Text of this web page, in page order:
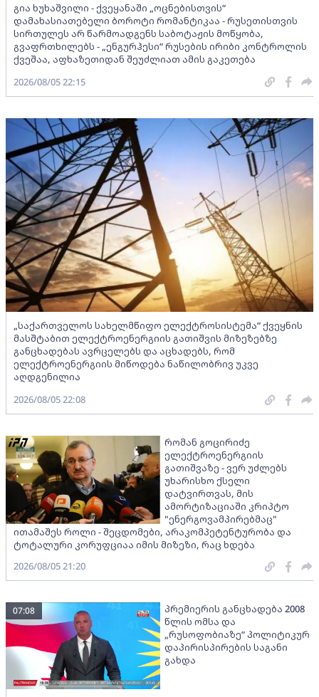
გია ხუხაშვილი - ქვეყანაში „ოცნებისთვის“
დამახასიათებელი ბოროტი რომანტიკაა - რუსეთისთვის
სირთულეს არ წარმოადგენს საბოტაჟის მოწყობა,
გვაფრთხილებს - „ენგურჰესი“ რუსების ირიბი კონტროლის
ქვეშაა, აფხაზეთიდან შეუძლიათ ამის გაკეთება
2026/08/05 22:15
„საქართველოს სახელმწიფო ელექტროსისტემა“ ქვეყნის
მასშტაბით ელექტროენერგიის გათიშვის მიზეზებზე
განცხადებას ავრცელებს და აცხადებს, რომ
ელექტროენერგიის მიწოდება ნაწილობრივ უკვე
აღდგენილია
2026/08/05 22:08
რომან გოცირიძე
ელექტროენერგიის
გათიშვაზე - ვერ უძლებს
უხარისხო ქსელი
დატვირთვას, მის
ამორტიზაციაში კრიპტო
"ენერგოვამპირებმაც"
ითამაშეს როლი - შეცდომები, არაკომპეტენტურობა და
ტოტალური კორუფციაა იმის მიზეზი, რაც ხდება
2026/08/05 21:20
პრემიერის განცხადება 2008
წლის ომსა და
„რუსოფობიაზე“ პოლიტიკურ
დაპირისპირების საგანი
გახდა
07:08